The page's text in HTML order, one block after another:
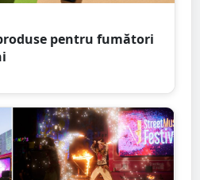
pentru fumători